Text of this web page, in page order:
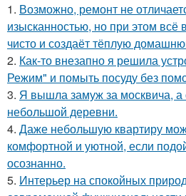
1. Возможно, ремонт не
изысканностью, но при этом всё
чисто и создаёт тёплую
2. Как-то внезапно я решила
Режим" и помыть посуду без
3. Я вышла замуж за москвича,
небольшой деревни.
4. Даже небольшую квартиру
комфортной и уютной, если
осознанно.
5. Интерьер на спокойных